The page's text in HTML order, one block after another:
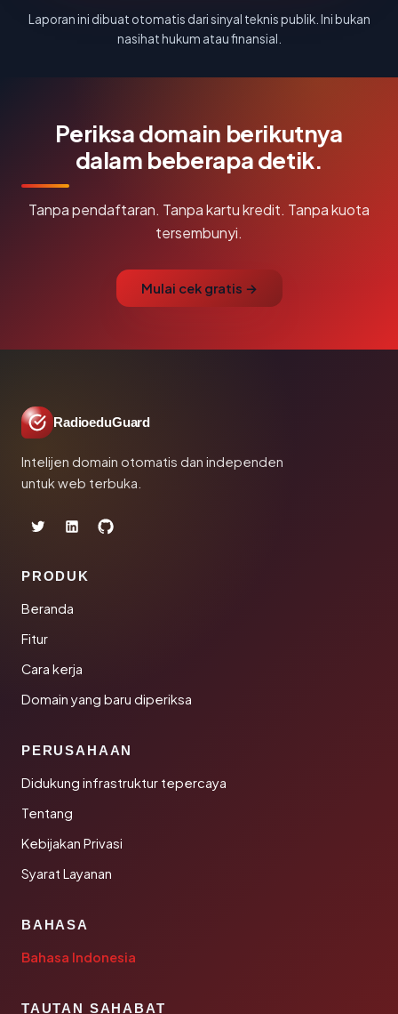
Laporan ini dibuat otomatis dari sinyal teknis publik. Ini bukan
nasihat hukum atau finansial.
Periksa domain berikutnya
dalam beberapa detik.
Tanpa pendaftaran. Tanpa kartu kredit. Tanpa kuota
tersembunyi.
Mulai cek gratis →
RadioeduGuard
Intelijen domain otomatis dan independen
untuk web terbuka.
PRODUK
Beranda
Fitur
Cara kerja
Domain yang baru diperiksa
PERUSAHAAN
Didukung infrastruktur tepercaya
Tentang
Kebijakan Privasi
Syarat Layanan
BAHASA
Bahasa Indonesia
TAUTAN SAHABAT